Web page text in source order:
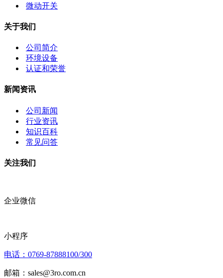
微动开关
关于我们
公司简介
环境设备
认证和荣誉
新闻资讯
公司新闻
行业资讯
知识百科
常见问答
关注我们
企业微信
小程序
电话：0769-87888100/300
邮箱：sales@3ro.com.cn